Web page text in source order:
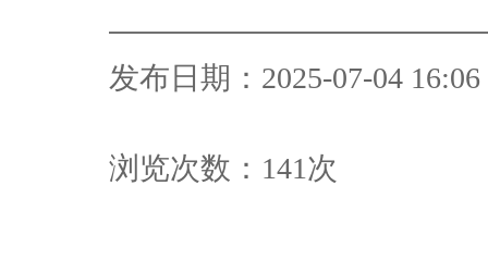
发布日期：2025-07-04 16:06
浏览次数： 141次